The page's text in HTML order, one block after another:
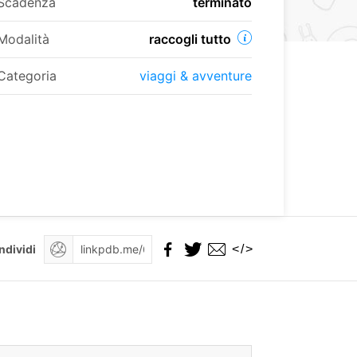
raccogli tutto
viaggi & avventure
</>